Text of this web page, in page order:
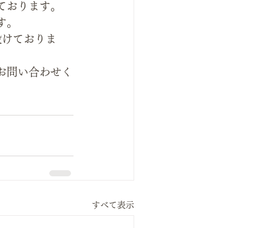
ります。
。
ておりま
問い合わせく
すべて表示